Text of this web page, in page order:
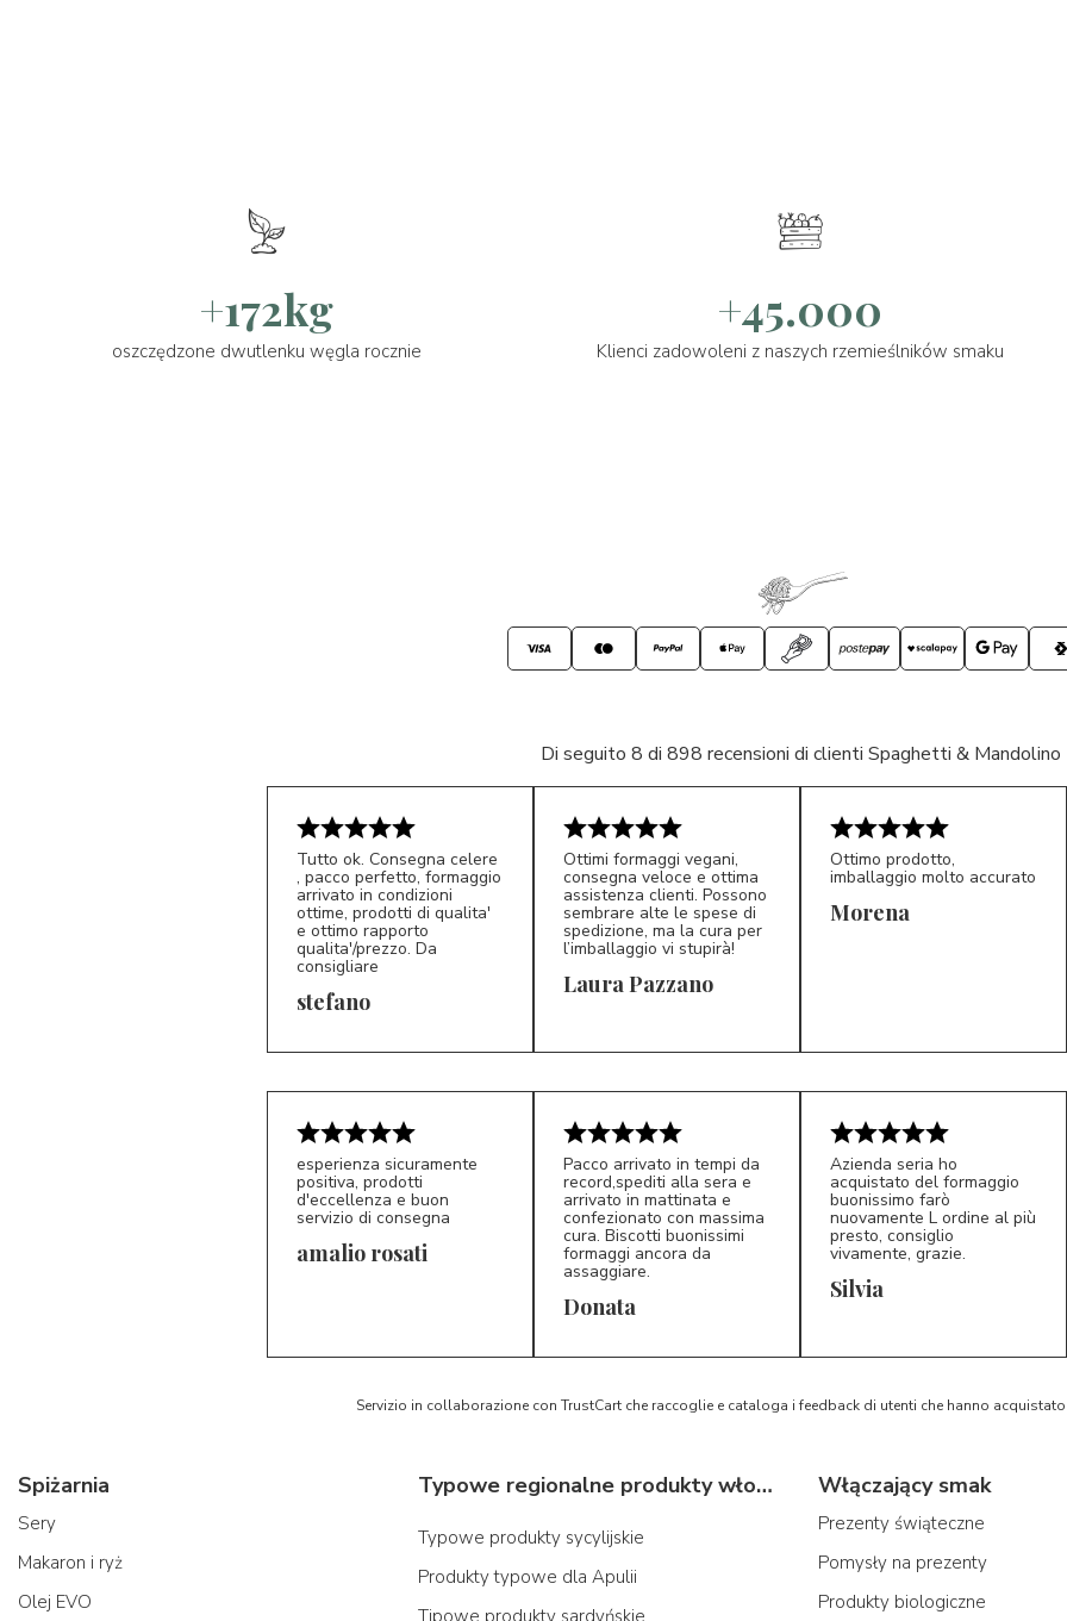
+172kg
oszczędzone dwutlenku węgla rocznie
+45.000
Klienci zadowoleni z naszych rzemieślników smaku
Di seguito 8 di 898 recensioni di clienti Spaghetti & Mandolino
S*
Tutto ok. Consegna celere
, pacco perfetto, formaggio
arrivato in condizioni
ottime, prodotti di qualita'
e ottimo rapporto
qualita'/prezzo. Da
consigliare
stefano LP 5/5
Ottimi formaggi vegani,
consegna veloce e ottima
assistenza clienti. Possono
sembrare alte le spese di
spedizione, ma la cura per
l’imballaggio vi stupirà!
Laura Pazzano
Ottimo prodotto,
imballaggio molto accurato
Morena
esperienza sicuramente
positiva, prodotti
d'eccellenza e buon
servizio di consegna
amalio rosati
D*
Pacco arrivato in tempi da
record,spediti alla sera e
arrivato in mattinata e
confezionato con massima
cura. Biscotti buonissimi
formaggi ancora da
assaggiare.
Donata S*
Azienda seria ho
acquistato del formaggio
buonissimo farò
nuovamente L ordine al più
presto, consiglio
vivamente, grazie.
Silvia
Servizio in collaborazione con TrustCart che raccoglie e cataloga i feedback di utenti che hanno
Spiżarnia
Sery
Makaron i ryż
Olej EVO
Typowe regionalne produkty włoskie
Typowe produkty sycylijskie
Produkty typowe dla Apulii
Tipowe produkty sardyńskie
Włączający smak
Prezenty świąteczne
Pomysły na prezenty
Produkty biologiczne